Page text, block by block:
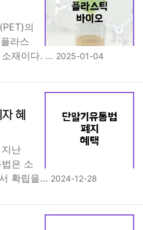
의
라스
소재이다. … 2025-01-04
혜
난
은 소
확립을… 2024-12-28